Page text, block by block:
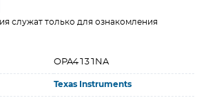
служат только для ознакомления
OPA4131NA
Texas Instruments